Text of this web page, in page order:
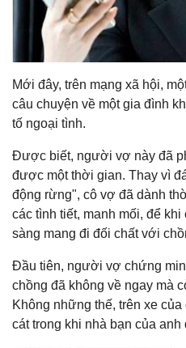
Mới đây, trên mạng xã hội,
câu chuyện về một gia đình
tố ngoại tình.
Được biết, người vợ này đã
được một thời gian. Thay vì
động rừng", cô vợ đã dành
các tình tiết, manh mối, để
sàng mang đi đối chất với
Đầu tiên, người vợ chứng
chồng đã không về ngay mà
Không những thế, trên xe
cát trong khi nhà bạn của